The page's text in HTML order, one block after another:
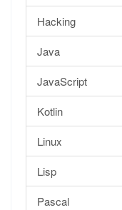
Hacking
Java
JavaScript
Kotlin
Linux
Lisp
Pascal